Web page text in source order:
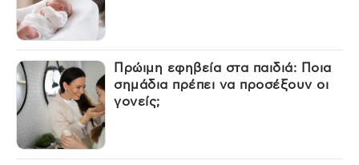
Πρώιμη εφηβεία στα παιδιά: Ποια
σημάδια πρέπει να προσέξουν οι
γονείς;